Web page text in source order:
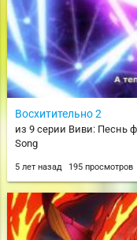
Восхитительно 2
из 9 серии Виви: Песнь
Song
5 лет назад 195 просмотров